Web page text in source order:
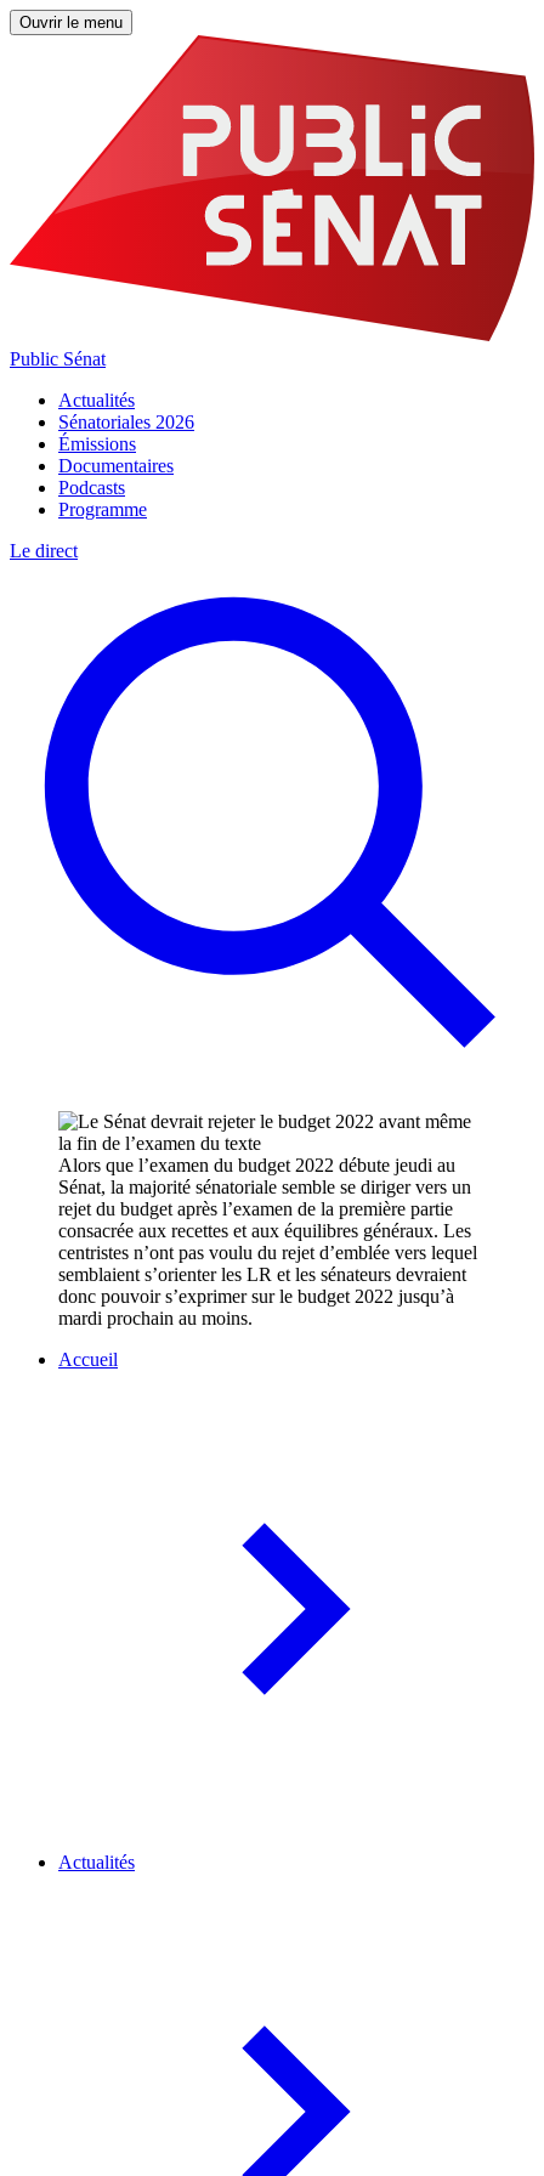
Ouvrir le menu
Public Sénat
Actualités
Sénatoriales 2026
Émissions
Documentaires
Podcasts
Programme
Le direct
Alors que l’examen du budget 2022 débute jeudi au
Sénat, la majorité sénatoriale semble se diriger vers un
rejet du budget après l’examen de la première partie
consacrée aux recettes et aux équilibres généraux. Les
centristes n’ont pas voulu du rejet d’emblée vers lequel
semblaient s’orienter les LR et les sénateurs devraient
donc pouvoir s’exprimer sur le budget 2022 jusqu’à
mardi prochain au moins.
Accueil
Actualités